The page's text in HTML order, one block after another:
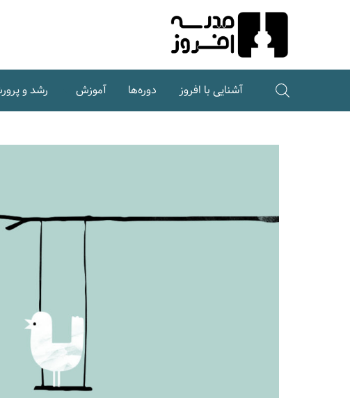
آشنایی با افروز دوره‌ها آموزش رشد و